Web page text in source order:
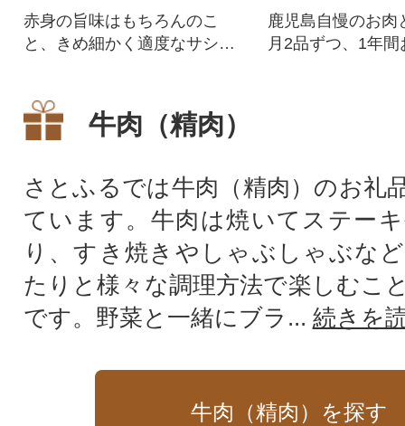
赤身の旨味はもちろんのこ
と、きめ細かく適度なサシで
鹿児島自慢のお肉
月2品ずつ、1年
牛肉（精肉）
さとふるでは牛肉（精肉）のお礼
ています。牛肉は焼いてステー
り、すき焼きやしゃぶしゃぶな
たりと様々な調理方法で楽しむこ
です。野菜と一緒にブラ... 続きを
牛肉（精肉）を探す